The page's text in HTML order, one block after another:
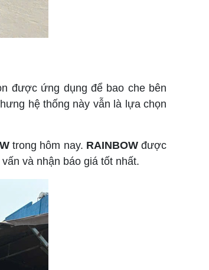
được ứng dụng để bao che bên
hệ thống này vẫn là lựa chọn
trong hôm nay. RAINBOW được
và nhận báo giá tốt nhất.